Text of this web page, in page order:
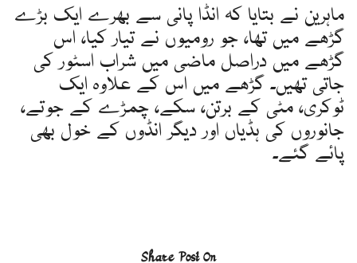
ماہرین نے بتایا کہ انڈا پانی سے بھرے ایک بڑے
گڑھے میں تھا، جو رومیوں نے تیار کیا، اس
گڑھے میں دراصل ماضی میں شراب اسٹور کی
جاتی تھیں۔ گڑھے میں اس کے علاوہ ایک
ٹوکری، مٹی کے برتن، سکے، چمڑے کے جوتے،
جانوروں کی ہڈیاں اور دیگر انڈوں کے خول بھی
پائے گئے۔
Share Post On